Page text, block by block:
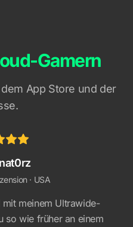
Gamern
App Store und der
· USA
meinem Ultrawide-
so wie früher an einem